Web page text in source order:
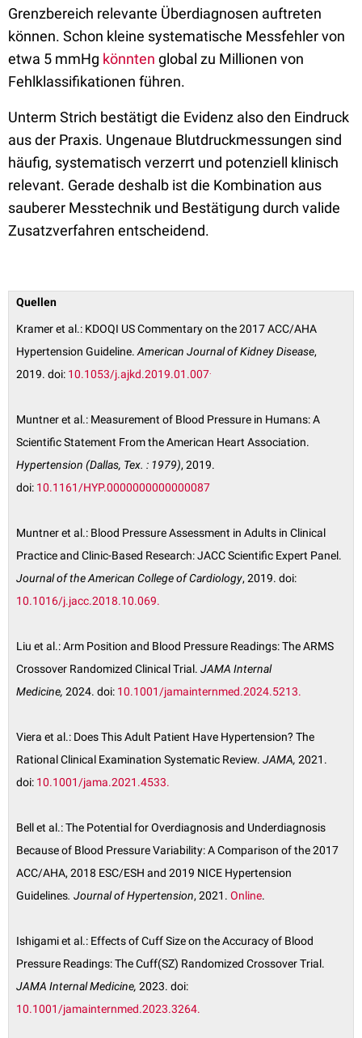
Grenzbereich relevante Überdiagnosen auftreten
können. Schon kleine systematische Messfehler von
etwa 5 mmHg könnten global zu Millionen von
Fehlklassifikationen führen.
Unterm Strich bestätigt die Evidenz also den Eindruck
aus der Praxis. Ungenaue Blutdruckmessungen sind
häufig, systematisch verzerrt und potenziell klinisch
relevant. Gerade deshalb ist die Kombination aus
sauberer Messtechnik und Bestätigung durch valide
Zusatzverfahren entscheidend.
Quellen
Kramer et al.: KDOQI US Commentary on the 2017 ACC/AHA
Hypertension Guideline.American Journal of Kidney Disease,
2019. doi: 10.1053/j.ajkd.2019.01.007
Muntner et al.: Measurement of Blood Pressure in Humans: A
Scientific Statement From the American Heart Association.
Hypertension (Dallas, Tex. : 1979), 2019.
doi: 10.1161/HYP.0000000000000087
Muntner et al.: Blood Pressure Assessment in Adults in Clinical
Practice and Clinic-Based Research: JACC Scientific Expert Panel.
Journal of the American College of Cardiology, 2019. doi:
10.1016/j.jacc.2018.10.069.
Liu et al.: Arm Position and Blood Pressure Readings: The ARMS
Crossover Randomized Clinical Trial. JAMA Internal
Medicine, 2024. doi: 10.1001/jamainternmed.2024.5213.
Viera et al.: Does This Adult Patient Have Hypertension? The
Rational Clinical Examination Systematic Review. JAMA, 2021.
doi: 10.1001/jama.2021.4533.
Bell et al.: The Potential for Overdiagnosis and Underdiagnosis
Because of Blood Pressure Variability: A Comparison of the 2017
ACC/AHA, 2018 ESC/ESH and 2019 NICE Hypertension
Guidelines. Journal of Hypertension, 2021. Online.
Ishigami et al.: Effects of Cuff Size on the Accuracy of Blood
Pressure Readings: The Cuff(SZ) Randomized Crossover Trial.
JAMA Internal Medicine, 2023. doi:
10.1001/jamainternmed.2023.3264.